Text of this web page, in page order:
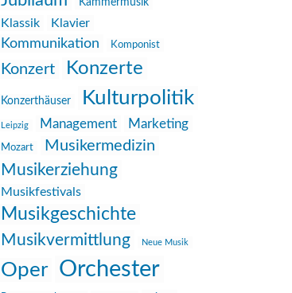
Kammermusik
Klassik Klavier
Kommunikation Komponist
Konzert Konzerte
Konzerthäuser Kulturpolitik
Leipzig Management Marketing
Mozart Musikermedizin
Musikerziehung
Musikfestivals
Musikgeschichte
Musikvermittlung Neue Musik
Oper Orchester